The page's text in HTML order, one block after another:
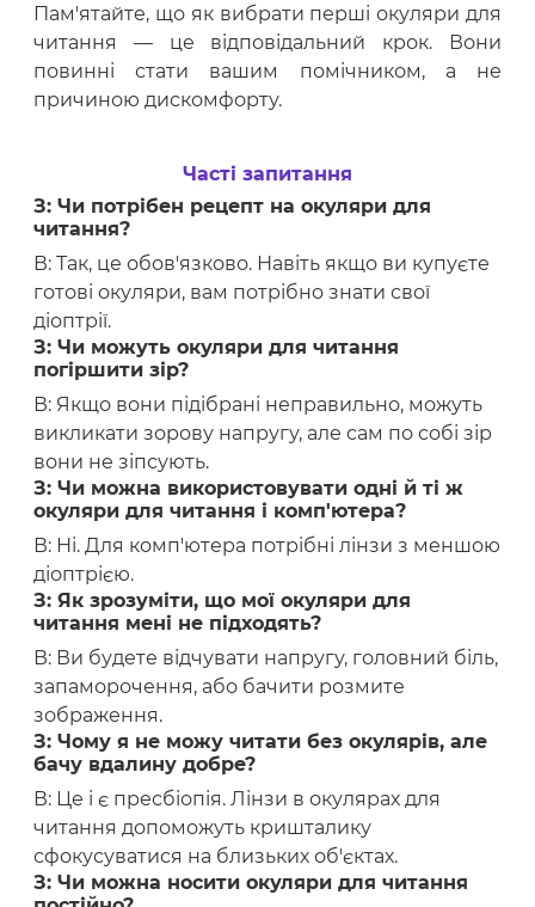
Пам'ятайте, що як вибрати перші окуляри для
читання — це відповідальний крок. Вони
повинні стати вашим помічником, а не
причиною дискомфорту.
Часті запитання
З: Чи потрібен рецепт на окуляри для
читання?
В: Так, це обов'язково. Навіть якщо ви купуєте
готові окуляри, вам потрібно знати свої
діоптрії.
З: Чи можуть окуляри для читання
погіршити зір?
В: Якщо вони підібрані неправильно, можуть
викликати зорову напругу, але сам по собі зір
вони не зіпсують.
З: Чи можна використовувати одні й ті ж
окуляри для читання і комп'ютера?
В: Ні. Для комп'ютера потрібні лінзи з меншою
діоптрією.
З: Як зрозуміти, що мої окуляри для
читання мені не підходять?
В: Ви будете відчувати напругу, головний біль,
запаморочення, або бачити розмите
зображення.
З: Чому я не можу читати без окулярів, але
бачу вдалину добре?
В: Це і є пресбіопія. Лінзи в окулярах для
читання допоможуть кришталику
сфокусуватися на близьких об'єктах.
З: Чи можна носити окуляри для читання